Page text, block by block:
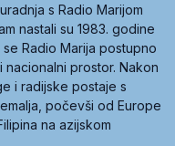
s Radio Marijom
nastali su 1983. godine
Radio Marija postupno
prostor. Nakon
i radijske postaje s
počevši od Europe
na azijskom